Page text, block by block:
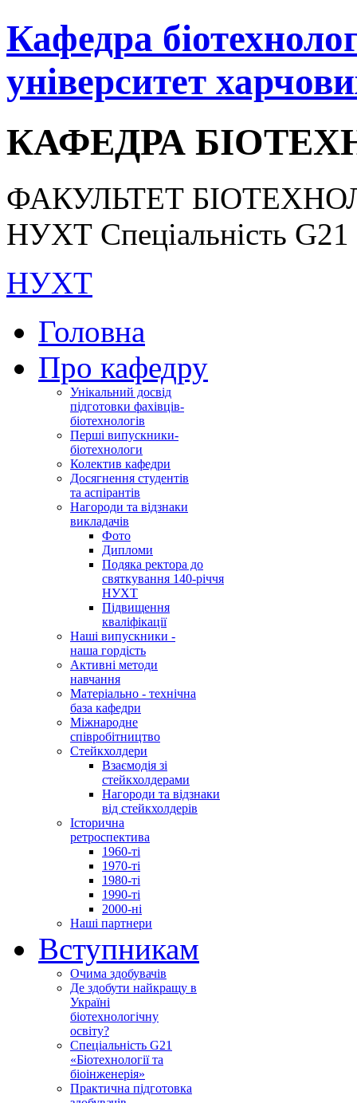
Кафедра
університет
КАФЕДРА
ФАКУЛЬТЕТ
НУХТ Спеціальність G21
НУХТ
Головна
Про кафедру
Унікальний досвід
підготовки фахівців-
біотехнологів
Перші випускники-
біотехнологи
Колектив кафедри
Досягнення студентів
та аспірантів
Нагороди та відзнаки
викладачів
Фото
Дипломи
Подяка ректора до
святкування 140-річчя
НУХТ
Підвищення
кваліфікації
Наші випускники -
наша гордість
Активні методи
навчання
Матеріально - технічна
база кафедри
Міжнародне
співробітництво
Стейкхолдери
Взаємодія зі
стейкхолдерами
Нагороди та відзнаки
від стейкхолдерів
Історична
ретроспектива
1960-ті
1970-ті
1980-ті
1990-ті
2000-ні
Наші партнери
Вступникам
Очима здобувачів
Де здобути найкращу в
Україні
біотехнологічну
освіту?
Спеціальність G21
«Біотехнології та
біоінженерія»
Практична підготовка